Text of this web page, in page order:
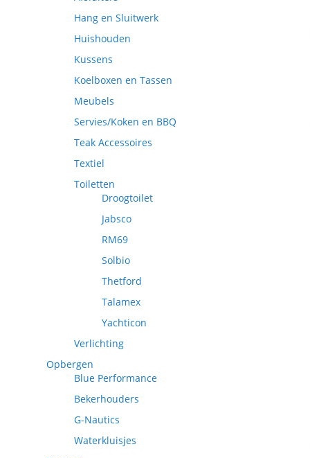
Hang en Sluitwerk
Huishouden
Kussens
Koelboxen en Tassen
Meubels
Servies/Koken en BBQ
Teak Accessoires
Textiel
Toiletten
Droogtoilet
Jabsco
RM69
Solbio
Thetford
Talamex
Yachticon
Verlichting
Opbergen
Blue Performance
Bekerhouders
G-Nautics
Waterkluisjes